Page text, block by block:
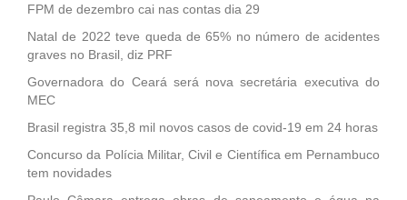
FPM de dezembro cai nas contas dia 29
Natal de 2022 teve queda de 65% no número de acidentes
graves no Brasil, diz PRF
Governadora do Ceará será nova secretária executiva do
MEC
Brasil registra 35,8 mil novos casos de covid-19 em 24 horas
Concurso da Polícia Militar, Civil e Científica em Pernambuco
tem novidades